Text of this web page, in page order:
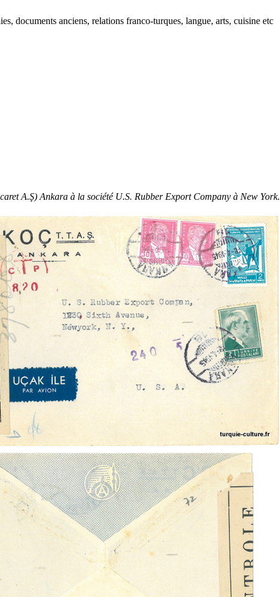
documents anciens, relations franco-turques, langue, arts, cuisine etc
A.Ş) Ankara à la société U.S. Rubber Export Company à New York.